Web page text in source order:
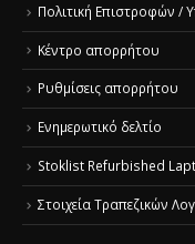
Πολιτική Επιστροφών /
Κέντρο απορρήτου
Ρυθμίσεις απορρήτου
Ενημερωτικό δελτίο
Stoklist Refurbished
Στοιχεία Τραπεζικών